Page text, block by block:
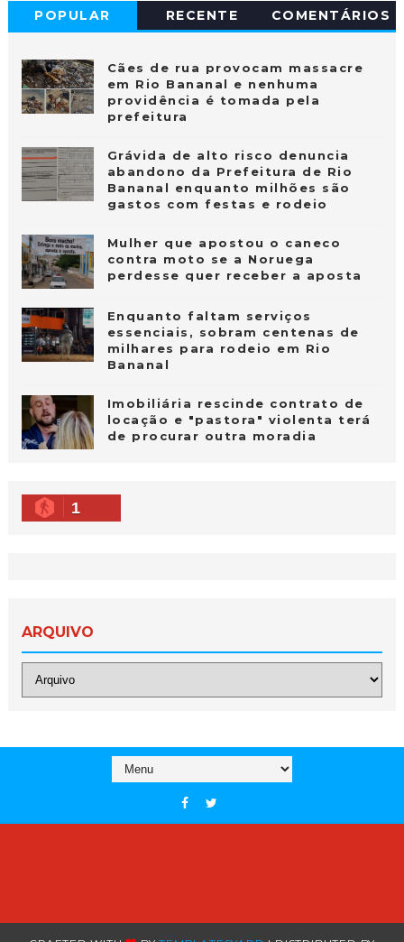
POPULAR RECENTE COMENTÁRIOS
Cães de rua provocam massacre
em Rio Bananal e nenhuma
providência é tomada pela
prefeitura
Grávida de alto risco denuncia
abandono da Prefeitura de Rio
Bananal enquanto milhões são
gastos com festas e rodeio
Mulher que apostou o caneco
contra moto se a Noruega
perdesse quer receber a aposta
Enquanto faltam serviços
essenciais, sobram centenas de
milhares para rodeio em Rio
Bananal
Imobiliária rescinde contrato de
locação e "pastora" violenta terá
de procurar outra moradia
1
ARQUIVO